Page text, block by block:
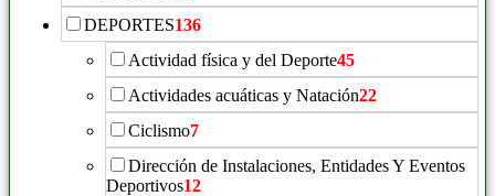
DEPORTES136
Actividad física y del Deporte45
Actividades acuáticas y Natación22
Ciclismo7
Dirección de Instalaciones, Entidades Y Eventos
Deportivos12